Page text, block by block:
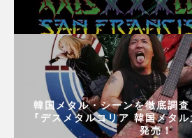
韓国メタル・シーンを徹底調
『デスメタルコリア 韓国メタ
発売！